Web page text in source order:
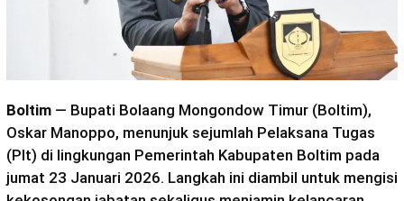
Boltim — Bupati Bolaang Mongondow Timur (Boltim),
Oskar Manoppo, menunjuk sejumlah Pelaksana Tugas
(Plt) di lingkungan Pemerintah Kabupaten Boltim pada
jumat 23 Januari 2026. Langkah ini diambil untuk mengisi